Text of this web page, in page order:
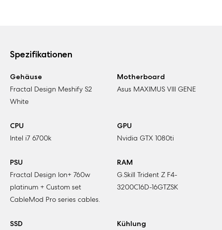
Spezifikationen
Gehäuse
Fractal Design Meshify S2
White
Motherboard
Asus MAXIMUS VIII GENE
CPU
Intel i7 6700k
GPU
Nvidia GTX 1080ti
PSU
Fractal Design Ion+ 760w
platinum + Custom set
CableMod Pro series cables.
RAM
G.Skill Trident Z F4-
3200C16D-16GTZSK
SSD
Kühlung